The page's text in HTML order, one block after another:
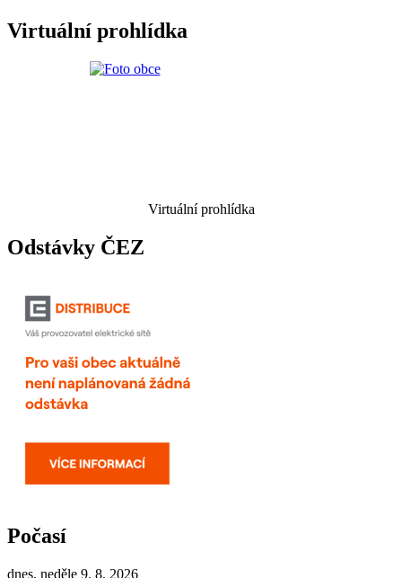
Virtuální prohlídka
Virtuální prohlídka
Odstávky ČEZ
Počasí
dnes, neděle 9. 8. 2026